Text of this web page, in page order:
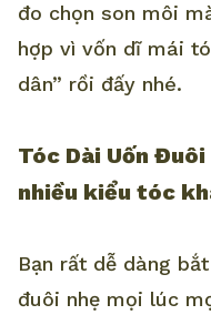
đo chọn son môi
hợp vì vốn dĩ mái
dân” rồi đấy nhé.
Tóc Dài Uốn
nhiều kiểu tóc
Bạn rất dễ dàng
đuôi nhẹ mọi lúc